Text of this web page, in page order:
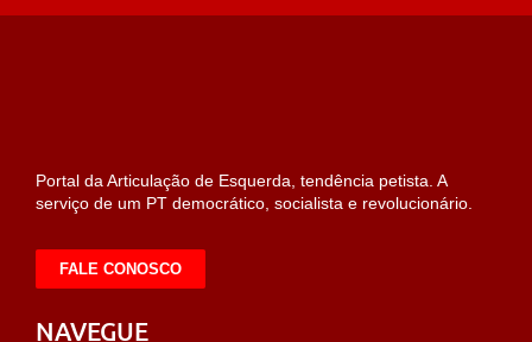
Portal da Articulação de Esquerda, tendência petista. A
serviço de um PT democrático, socialista e revolucionário.
FALE CONOSCO
NAVEGUE